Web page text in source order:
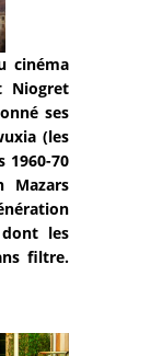
cinéma
Niogret
ses
(les
1960-70
Mazars
les
filtre.